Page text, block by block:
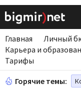
Главная Личный
Карьера и
Тарифы
Горячие темы: